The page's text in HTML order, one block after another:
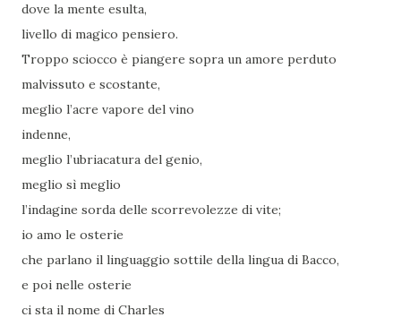
dove la mente esulta,
livello di magico pensiero.
Troppo sciocco è piangere sopra un amore perduto
malvissuto e scostante,
meglio l’acre vapore del vino
indenne,
meglio l’ubriacatura del genio,
meglio sì meglio
l’indagine sorda delle scorrevolezze di vite;
io amo le osterie
che parlano il linguaggio sottile della lingua di Bacco,
e poi nelle osterie
ci sta il nome di Charles